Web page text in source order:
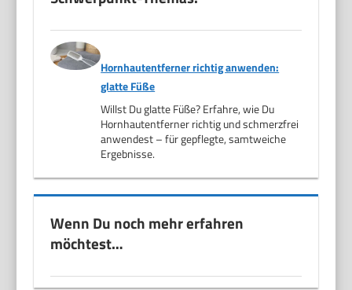
Hornhautentferner richtig anwenden:
glatte Füße
Willst Du glatte Füße? Erfahre, wie Du
Hornhautentferner richtig und schmerzfrei
anwendest – für gepflegte, samtweiche
Ergebnisse.
Wenn Du noch mehr erfahren
möchtest…